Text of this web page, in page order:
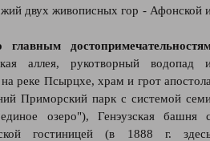
двух живописных гор - Афонской
аллея, рукотворный водопад
реке Псырцхе, храм и грот
Приморский парк с системой
озеро"), Генэузская башня
гостиницей (в 1888 г.